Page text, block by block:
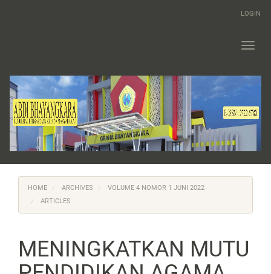
LOGIN
HOME ARCHIVES
VOLUME 4 NOMOR 1 JUNI 2022
ARTICLES
MENINGKATKAN MUTU